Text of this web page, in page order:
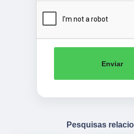
Enviar
Pesquisas